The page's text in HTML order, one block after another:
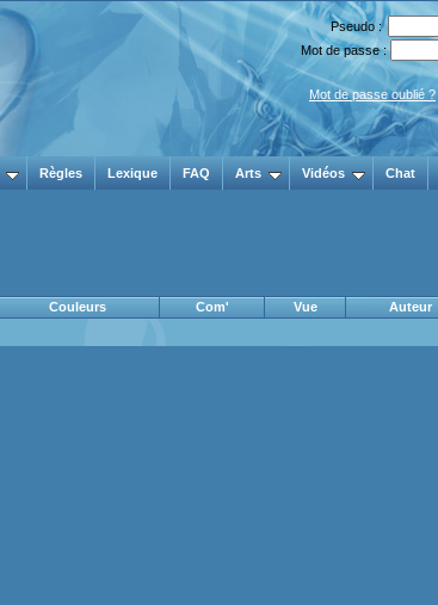
Pseudo :
Mot de passe :
Mot de passe oublié ?
Règles Lexique FAQ Arts Vidéos Chat
Couleurs Com' Vue Auteur